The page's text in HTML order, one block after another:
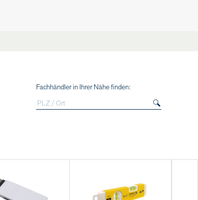
Fachhändler in Ihrer Nähe finden: